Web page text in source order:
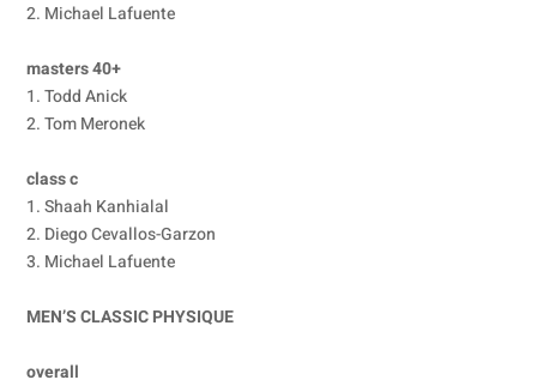
2. Michael Lafuente
masters 40+
1. Todd Anick
2. Tom Meronek
class c
1. Shaah Kanhialal
2. Diego Cevallos-Garzon
3. Michael Lafuente
MEN’S CLASSIC PHYSIQUE
overall